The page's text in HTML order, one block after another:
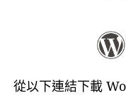
從以下連結下載